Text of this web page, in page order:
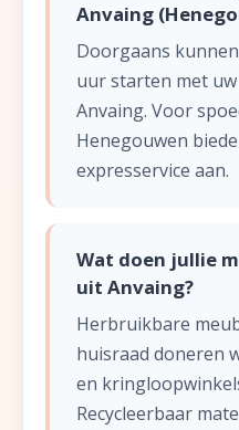
Anvaing
Doorgaans
uur starten met
Anvaing. Voor
Henegouwen
expresservice aan.
Wat doen jullie
uit Anvaing?
Herbruikbare
huisraad doneren
en
Recycleerbaar